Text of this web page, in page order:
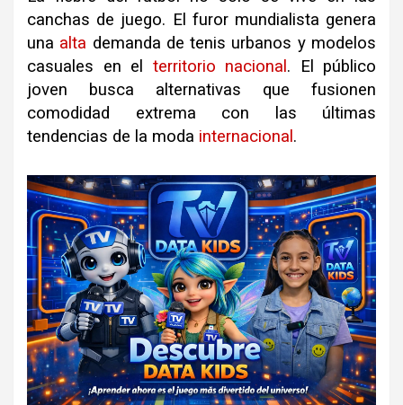
canchas de juego. El furor mundialista genera
una alta demanda de tenis urbanos y modelos
casuales en el territorio nacional .
El público
joven busca alternativas que fusionen
comodidad extrema con las últimas
tendencias de la moda internacional .